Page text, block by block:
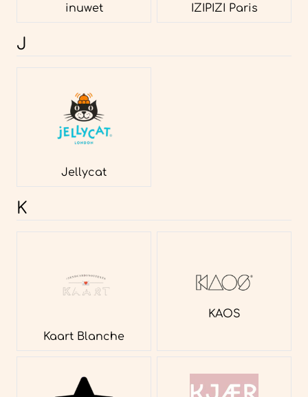
inuwet IZIPIZI Paris
J
Jellycat
K
Kaart Blanche
KAOS